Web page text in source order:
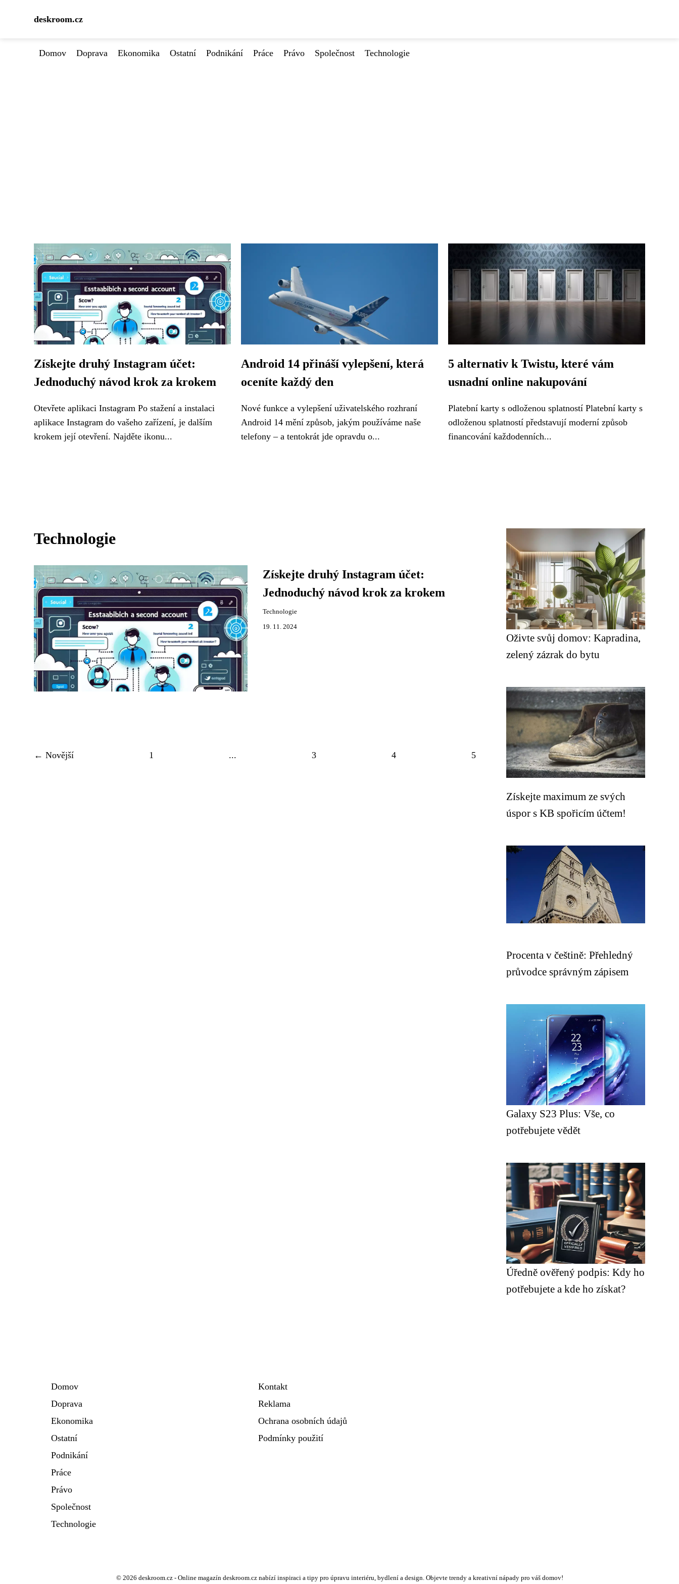
deskroom.cz
Domov Doprava Ekonomika Ostatní Podnikání Práce Právo Společnost Technologie
Získejte druhý Instagram účet:
Jednoduchý návod krok za krokem
Otevřete aplikaci Instagram Po stažení a instalaci
aplikace Instagram do vašeho zařízení, je dalším
krokem její otevření. Najděte ikonu...
Android 14 přináší vylepšení, která
oceníte každý den
Nové funkce a vylepšení uživatelského rozhraní
Android 14 mění způsob, jakým používáme naše
telefony – a tentokrát jde opravdu o...
5 alternativ k Twistu, které vám
usnadní online nakupování
Platební karty s odloženou splatností Platební karty s
odloženou splatností představují moderní způsob
financování každodenních...
Technologie
Získejte druhý Instagram účet:
Jednoduchý návod krok za krokem
Technologie
19. 11. 2024
← Novější 1 ... 3 4 5
Oživte svůj domov: Kapradina,
zelený zázrak do bytu
Získejte maximum ze svých
úspor s KB spořicím účtem!
Procenta v češtině: Přehledný
průvodce správným zápisem
Galaxy S23 Plus: Vše, co
potřebujete vědět
Úředně ověřený podpis: Kdy ho
potřebujete a kde ho získat?
Domov
Doprava
Ekonomika
Ostatní
Podnikání
Práce
Právo
Společnost
Technologie
Kontakt
Reklama
Ochrana osobních údajů
Podmínky použití
© 2026 deskroom.cz - Online magazín deskroom.cz nabízí inspiraci a tipy pro úpravu interiéru, bydlení a design. Objevte trendy a kreativní nápady pro váš domov!